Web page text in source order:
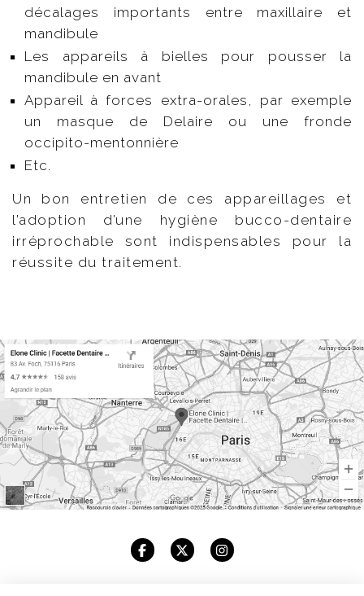
décalages importants entre maxillaire et
mandibule
Les appareils à bielles pour pousser la
mandibule en avant
Appareil à forces extra-orales, par exemple
un masque de Delaire ou une fronde
occipito-mentonnière
Etc.
Un bon entretien de ces appareillages et
l’adoption d’une hygiène bucco-dentaire
irréprochable sont indispensables pour la
réussite du traitement.